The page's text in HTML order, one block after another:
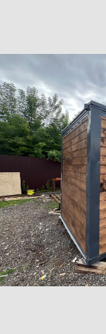
Блок-
+7
+7
box-
О